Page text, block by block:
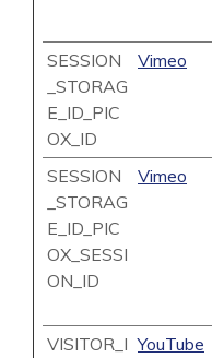
SESSION
_STORAG
E_ID_PIC
OX_ID
Vimeo
SESSION
_STORAG
E_ID_PIC
OX_SESSI
ON_ID
Vimeo
VISITOR_I YouTube